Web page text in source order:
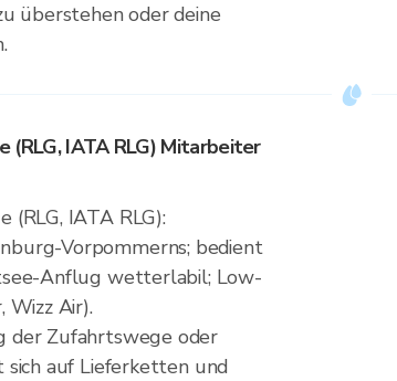
überstehen oder deine
(RLG, IATA RLG) Mitarbeiter
(RLG, IATA RLG):
Vorpommerns; bedient
Anflug wetterlabil; Low-
Wizz Air).
Zufahrtswege oder
auf Lieferketten und